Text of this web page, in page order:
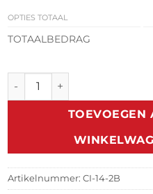
OPTIES TOTAAL
TOTAALBEDRAG
Zonneklep Citroén Jumpy
TOEVOEGEN
Artikelnummer: CI-14-2B